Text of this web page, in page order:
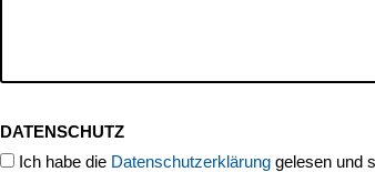
DATENSCHUTZ
Ich habe die Datenschutzerklärung gelesen und